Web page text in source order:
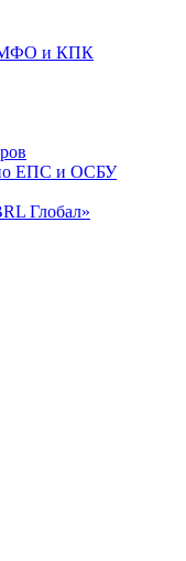
МФО и КПК
по ЕПС и ОСБУ
Глобал»